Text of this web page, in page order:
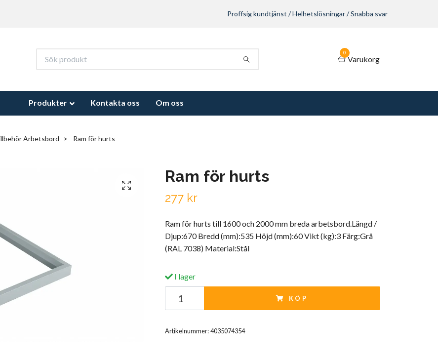
Proffsig kundtjänst / Helhetslösningar / Snabba svar
0
Varukorg
Produkter Kontakta oss Om oss
Arbetsbord Ram för hurts
Ram för hurts
277 kr
Ram för hurts till 1600 och 2000 mm breda arbetsbord.Längd /
Djup:670 Bredd (mm):535 Höjd (mm):60 Vikt (kg):3 Färg:Grå
(RAL 7038) Material:Stål
I lager
KÖP
Artikelnummer:4035074354